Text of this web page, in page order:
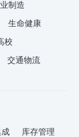
制造
生命健康
校
交通物流
成
库存管理